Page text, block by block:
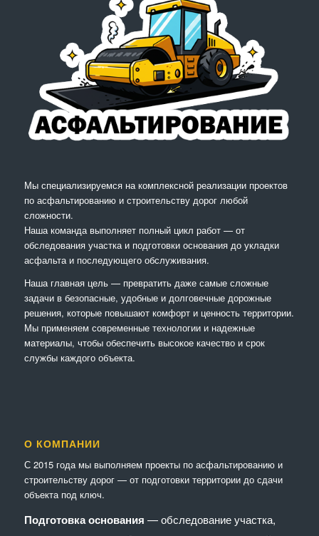
Мы специализируемся на комплексной реализации проектов
по асфальтированию и строительству дорог любой
сложности.
Наша команда выполняет полный цикл работ — от
обследования участка и подготовки основания до укладки
асфальта и последующего обслуживания.
Наша главная цель — превратить даже самые сложные
задачи в безопасные, удобные и долговечные дорожные
решения, которые повышают комфорт и ценность территории.
Мы применяем современные технологии и надежные
материалы, чтобы обеспечить высокое качество и срок
службы каждого объекта.
О КОМПАНИИ
С 2015 года мы выполняем проекты по асфальтированию и
строительству дорог — от подготовки территории до сдачи
объекта под ключ.
Подготовка основания — обследование участка,